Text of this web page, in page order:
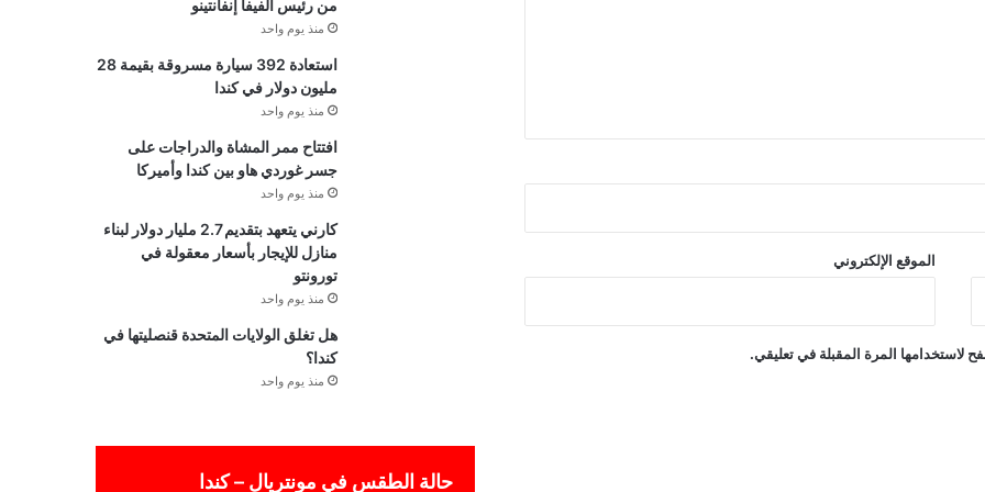
الموقع الإلكتروني
لاستخدامها المرة المقبلة في تعليقي.
من رئيس الفيفا إنفانتينو
منذ يوم واحد
استعادة 392 سيارة مسروقة بقيمة 28
مليون دولار في كندا
منذ يوم واحد
افتتاح ممر المشاة والدراجات على
جسر غوردي هاو بين كندا وأميركا
منذ يوم واحد
كارني يتعهد بتقديم 2.7 مليار دولار لبناء
منازل للإيجار بأسعار معقولة في
تورونتو
منذ يوم واحد
هل تغلق الولايات المتحدة قنصليتها في
كندا؟
منذ يوم واحد
حالة الطقس في مونتريال – كندا